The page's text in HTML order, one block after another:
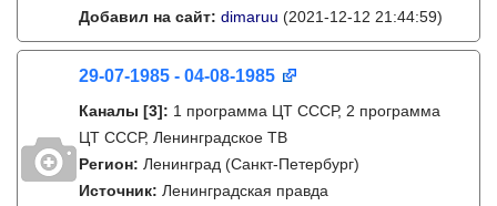
Добавил на сайт: dimaruu (2021-12-12 21:44:59)
29-07-1985 - 04-08-1985
Каналы [3]: 1 программа ЦТ СССР, 2 программа
ЦТ СССР, Ленинградское ТВ
Регион: Ленинград (Санкт-Петербург)
Источник: Ленинградская правда